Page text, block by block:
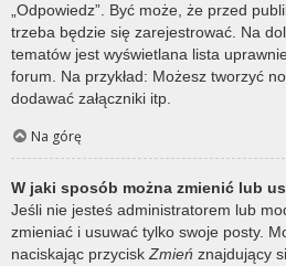
„Odpowiedz”. Być może, że przed
trzeba będzie się zarejestrować. Na
tematów jest wyświetlana lista
forum. Na przykład: Możesz tworzyć
dodawać załączniki itp.
Na górę
W jaki sposób można zmienić lub
Jeśli nie jesteś administratorem lub
zmieniać i usuwać tylko swoje posty.
naciskając przycisk Zmień znajdujący